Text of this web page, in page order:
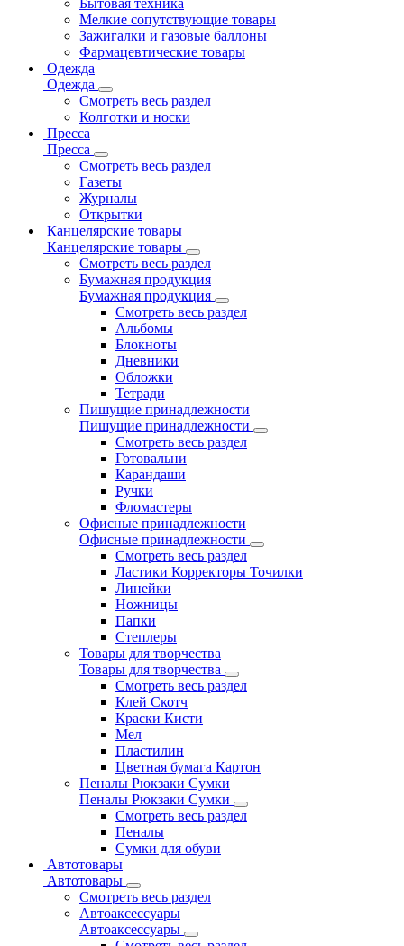
Бытовая техника
Мелкие сопутствующие товары
Зажигалки и газовые баллоны
Фармацевтические товары
Одежда
Одежда
Смотреть весь раздел
Колготки и носки
Пресса
Пресса
Смотреть весь раздел
Газеты
Журналы
Открытки
Канцелярские товары
Канцелярские товары
Смотреть весь раздел
Бумажная продукция
Бумажная продукция
Смотреть весь раздел
Альбомы
Блокноты
Дневники
Обложки
Тетради
Пишущие принадлежности
Пишущие принадлежности
Смотреть весь раздел
Готовальни
Карандаши
Ручки
Фломастеры
Офисные принадлежности
Офисные принадлежности
Смотреть весь раздел
Ластики Корректоры Точилки
Линейки
Ножницы
Папки
Степлеры
Товары для творчества
Товары для творчества
Смотреть весь раздел
Клей Скотч
Краски Кисти
Мел
Пластилин
Цветная бумага Картон
Пеналы Рюкзаки Сумки
Пеналы Рюкзаки Сумки
Смотреть весь раздел
Пеналы
Сумки для обуви
Автотовары
Автотовары
Смотреть весь раздел
Автоаксессуары
Автоаксессуары